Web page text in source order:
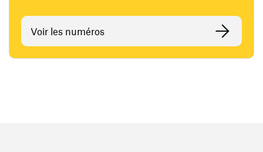
Voir les numéros